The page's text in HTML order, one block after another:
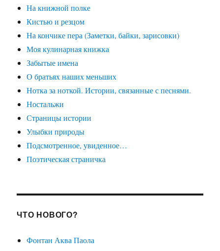
На книжной полке
Кистью и резцом
На кончике пера (Заметки, байки, зарисовки)
Моя кулинарная книжка
Забытые имена
О братьях наших меньших
Нотка за ноткой. Истории, связанные с песнями.
Ностальжи
Страницы истории
Улыбки природы
Подсмотренное, увиденное…
Поэтическая страничка
ЧТО НОВОГО?
Фонтан Аква Паола